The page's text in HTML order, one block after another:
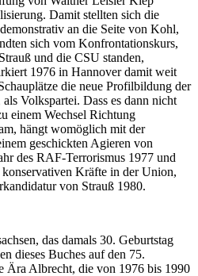
Damit stellten sich die
an die Seite von Kohl,
sich vom Konfrontationskurs,
und die CSU standen,
1976 in Hannover damit weit
die neue Profilbildung der
Volkspartei. Dass es dann nicht
einem Wechsel Richtung
hängt womöglich mit der
geschickten Agieren von
des RAF-Terrorismus 1977 und
Kräfte in der Union,
von Strauß 1980.
das damals 30. Geburtstag
dieses Buches auf den 75.
Ära Albrecht, die von 1976 bis 1990